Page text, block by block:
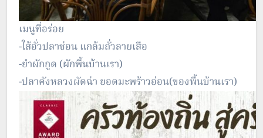
เมนูที่อร่อย
-ใส้อั่วปลาช่อน แกล้มถั่วลายเสือ
-ยำผักกูด (ผักพื้นบ้านเรา)
-ปลาคังหลวงผัดฉ่า ยอดมะพร้าวอ่อน(ของพื้นบ้านเรา)